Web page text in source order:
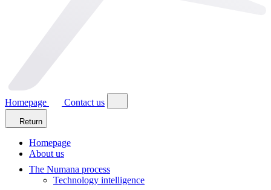
Homepage Contact us
Return
Homepage
About us
The Numana process
Technology intelligence